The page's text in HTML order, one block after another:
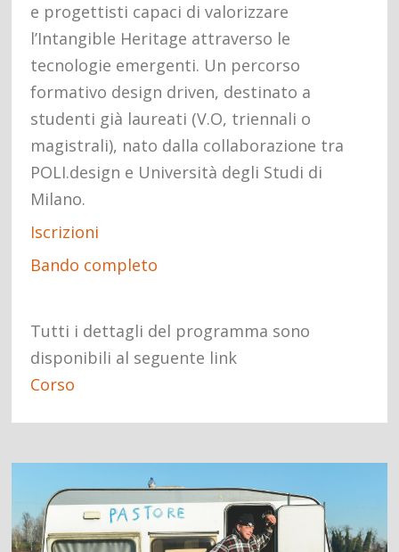
e progettisti capaci di valorizzare
l’Intangible Heritage attraverso le
tecnologie emergenti. Un percorso
formativo design driven, destinato a
studenti già laureati (V.O, triennali o
magistrali), nato dalla collaborazione tra
POLI.design e Università degli Studi di
Milano.
Iscrizioni
Bando completo
Tutti i dettagli del programma sono
disponibili al seguente link
Corso